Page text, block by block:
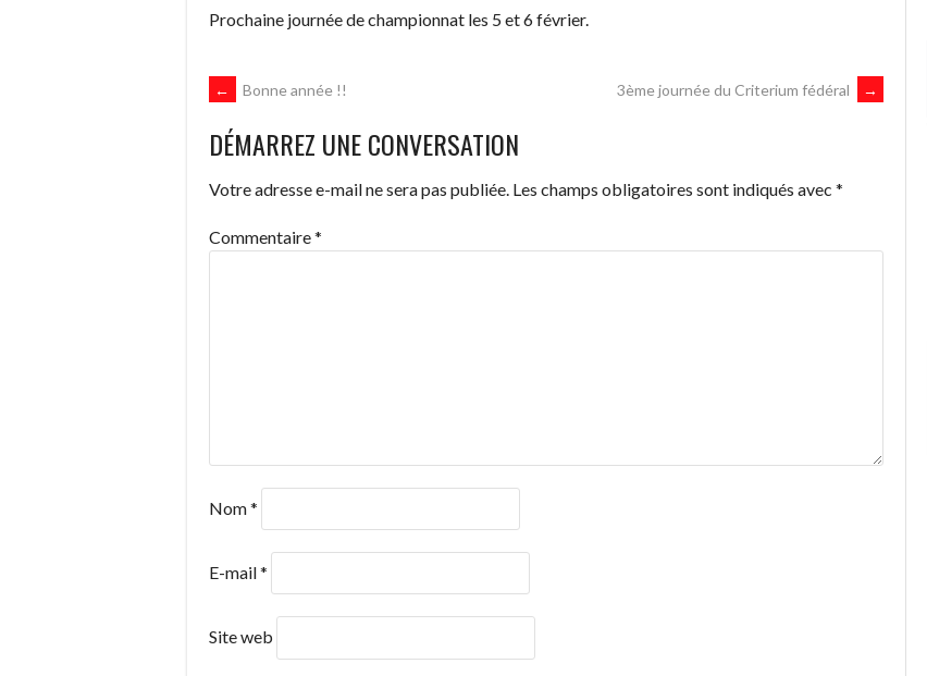
Prochaine journée de championnat les 5 et 6 février.
NAVIGATION
DES
ARTICLES
← Bonne année !! 3ème journée du Criterium fédéral →
DÉMARREZ UNE CONVERSATION
Votre adresse e-mail ne sera pas publiée. Les champs obligatoires sont indiqués avec *
Commentaire*
Nom*
E-mail*
Site web